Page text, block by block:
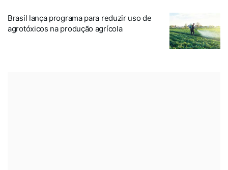
Brasil lança programa para reduzir uso de
agrotóxicos na produção agrícola